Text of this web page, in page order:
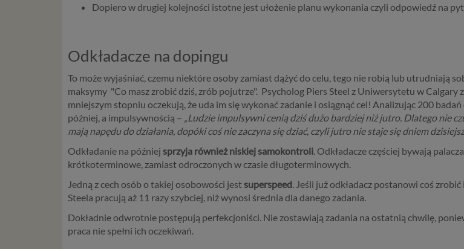
Dopiero w drugiej kolejności istotne jest ułożenie planu wykonania czyli odpowiedź na
Odkładacze na dopingu
To może wyjaśniać, czemu niektóre osoby zamiast dążyć do celu, tego nie robią lub utrudniają
maksymy "Co masz zrobić dziś, zrób pojutrze". Psycholog Piers Steel z Uniwersytetu w Calgary
mniejszym stopniu oczekują, że uda im się wykonać zadanie i osiągnąć cel! Analizując 200
później, a impulsywnością – „Ludzie impulsywni cenią dziś dużo bardziej niż jutro. Dlatego nie
mają napędu do działania, dopóki coś nie zaczyna się dziać, czyli jutro nie staje się dniem
Odkładanie na później sprzyja również niskiej samokontroli. Odkładacze częściej bywają
krótkoterminowe, zamiast odroczonych w czasie długoterminowych.
Jedną z cech osób o takiej osobowości jestsuperspeed. Jeśli już odkładacz postanowi coś
Steela pracują aż 11 razy szybciej, niż wynosi średnia dla danego zadania.
Dokładnie odwrotnie postępują perfekcjoniści. Nie zostawiają zadania na ostatnią chwilę,
praca nie spełni ich oczekiwań.